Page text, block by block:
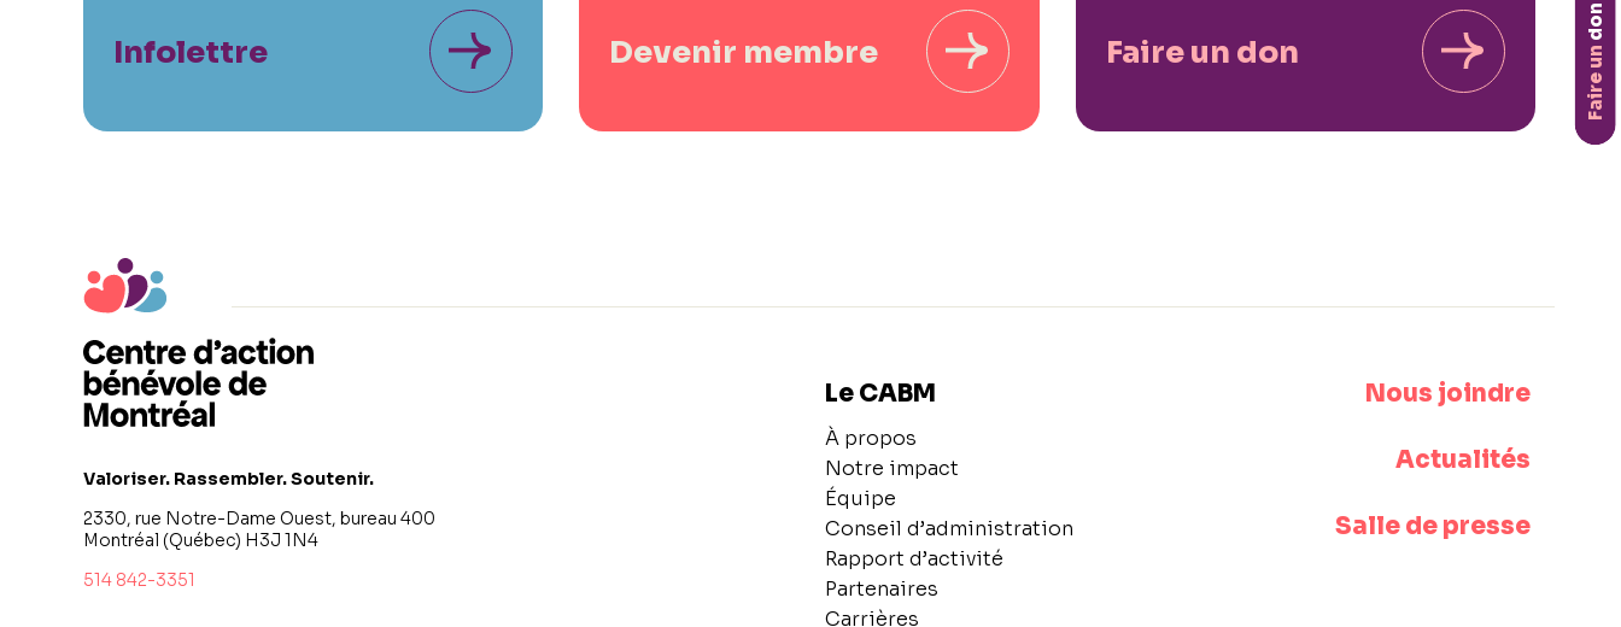
Infolettre Devenir membre Faire un don
Valoriser. Rassembler. Soutenir.
2330, rue Notre-Dame Ouest, bureau 400
Montréal (Québec) H3J 1N4
514 842-3351
Le CABM
À propos
Notre impact
Équipe
Conseil d’administration
Rapport d’activité
Partenaires
Carrières
Nous joindre
Actualités
Salle de presse
Faire un
don